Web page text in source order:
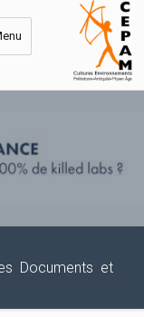
Documents et